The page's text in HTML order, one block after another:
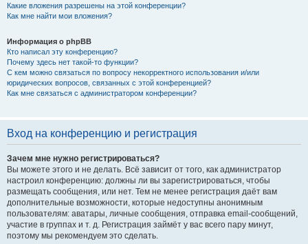
Какие вложения разрешены на этой конференции?
Как мне найти мои вложения?
Информация о phpBB
Кто написал эту конференцию?
Почему здесь нет такой-то функции?
С кем можно связаться по вопросу некорректного использования и/или
юридических вопросов, связанных с этой конференцией?
Как мне связаться с администратором конференции?
Вход на конференцию и регистрация
Зачем мне нужно регистрироваться?
Вы можете этого и не делать. Всё зависит от того, как администратор
настроил конференцию: должны ли вы зарегистрироваться, чтобы
размещать сообщения, или нет. Тем не менее регистрация даёт вам
дополнительные возможности, которые недоступны анонимным
пользователям: аватары, личные сообщения, отправка email-сообщений,
участие в группах и т. д. Регистрация займёт у вас всего пару минут,
поэтому мы рекомендуем это сделать.